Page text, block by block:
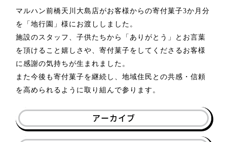
マルハン前橋天川大島店がお客様からの寄付菓子3か月分
を「地行園」様にお渡ししました。
施設のスタッフ、子供たちから「ありがとう」とお言葉
を頂けること嬉しさや、寄付菓子をしてくださるお客様
に感謝の気持ちが生まれました。
また今後も寄付菓子を継続し、地域住民との共感・信頼
を高められるように取り組んで参ります。
アーカイブ